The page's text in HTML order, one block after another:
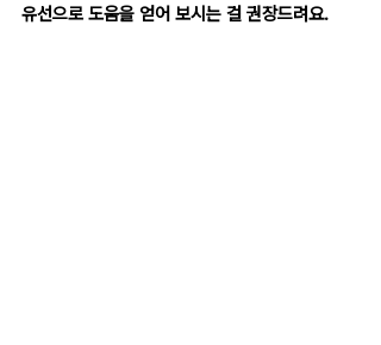
유선으로 도움을 얻어 보시는 걸 권장드려요.